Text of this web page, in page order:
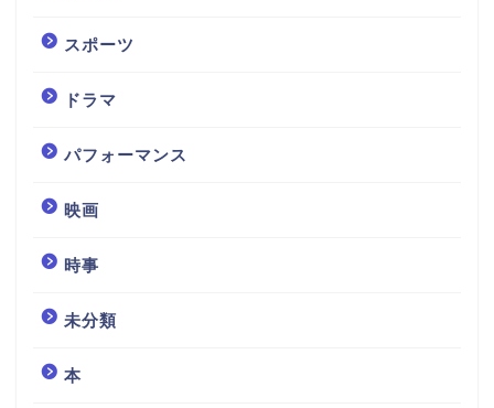
スポーツ
ドラマ
パフォーマンス
映画
時事
未分類
本